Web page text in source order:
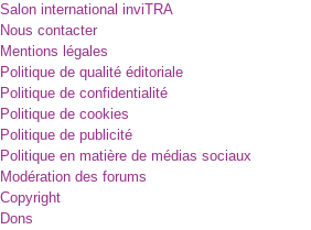
Salon international inviTRA
Nous contacter
Mentions légales
Politique de qualité éditoriale
Politique de confidentialité
Politique de cookies
Politique de publicité
Politique en matière de médias sociaux
Modération des forums
Copyright
Dons